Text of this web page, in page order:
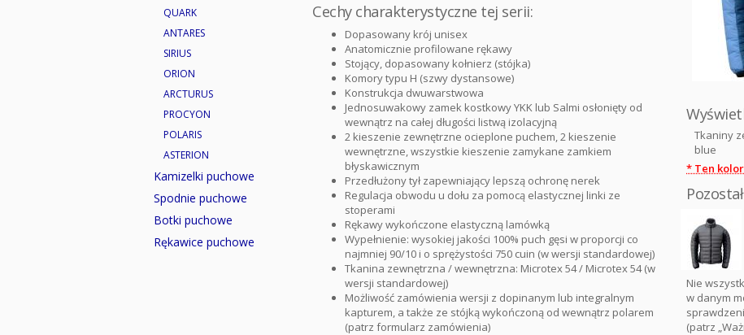
QUARK
ANTARES
SIRIUS
ORION
ARCTURUS
PROCYON
POLARIS
ASTERION
Kamizelki puchowe
Spodnie puchowe
Botki puchowe
Rękawice puchowe
Cechy charakterystyczne tej serii:
Dopasowany krój unisex
Anatomicznie profilowane rękawy
Stojący, dopasowany kołnierz (stójka)
Komory typu H (szwy dystansowe)
Konstrukcja dwuwarstwowa
Jednosuwakowy zamek kostkowy YKK lub Salmi osłonięty od
wewnątrz na całej długości listwą izolacyjną
2 kieszenie zewnętrzne ocieplone puchem, 2 kieszenie
wewnętrzne, wszystkie kieszenie zamykane zamkiem
błyskawicznym
Przedłużony tył zapewniający lepszą ochronę nerek
Regulacja obwodu u dołu za pomocą elastycznej linki ze
stoperami
Rękawy wykończone elastyczną lamówką
Wypełnienie: wysokiej jakości 100% puch gęsi w proporcji co
najmniej 90/10 i o sprężystości 750 cuin (w wersji standardowej)
Tkanina zewnętrzna / wewnętrzna: Microtex 54 / Microtex 54 (w
wersji standardowej)
Możliwość zamówienia wersji z dopinanym lub integralnym
kapturem, a także ze stójką wykończoną od wewnątrz polarem
(patrz formularz zamówienia)
Tkaniny
blue
* Ten
Nie
w danym
(patrz